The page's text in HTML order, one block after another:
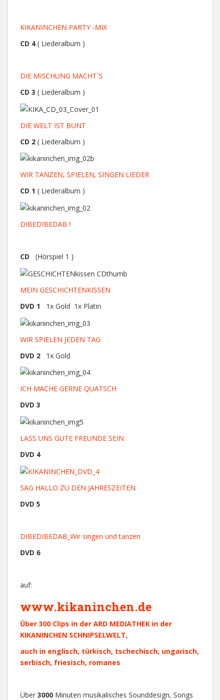
KIKANINCHEN PARTY -MIX
CD 4( Liederalbum )
DIE MISCHUNG MACHT´S
CD 3 ( Liederalbum )
DIE WELT IST BUNT
CD 2 ( Liederalbum )
WIR TANZEN, SPIELEN, SINGEN LIEDER
CD 1 ( Liederalbum )
DIBEDIBEDAB !
CD (Hörspiel 1 )
MEIN GESCHICHTENKISSEN
DVD 1 1x Gold 1x Platin
WIR SPIELEN JEDEN TAG
DVD 2 1x Gold
ICH MACHE GERNE QUATSCH
DVD 3
LASS UNS GUTE FREUNDE SEIN
DVD 4
SAG HALLO ZU DEN JAHRESZEITEN
DVD 5
DIBEDIBEDAB_Wir singen und tanzen
DVD 6
auf:
www.kikaninchen.de
Über 300 Clips in der ARD MEDIATHEK in der
KIKANINCHEN SCHNIPSELWELT,
auch in englisch, türkisch, tschechisch, ungarisch,
serbisch, friesisch, romanes
Über 3000 Minuten musikalisches Sounddesign, Songs